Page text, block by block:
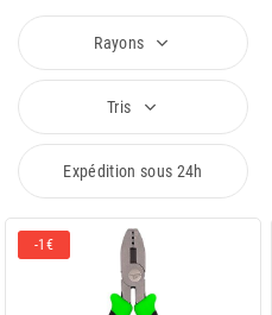
Rayons
Tris
Expédition sous 24h
-1€